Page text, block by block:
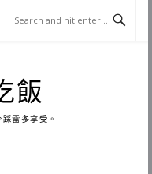
飯
雷多享受。